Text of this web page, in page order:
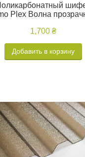
Plex Волна
1,700 ₴
Добавить в корзину